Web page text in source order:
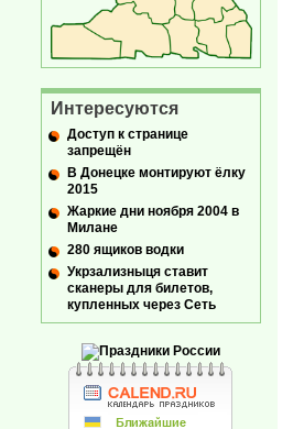
Интересуются
Доступ к странице
запрещён
В Донецке монтируют ёлку
2015
Жаркие дни ноября 2004 в
Милане
280 ящиков водки
Укрзализныця ставит
сканеры для билетов,
купленных через Сеть